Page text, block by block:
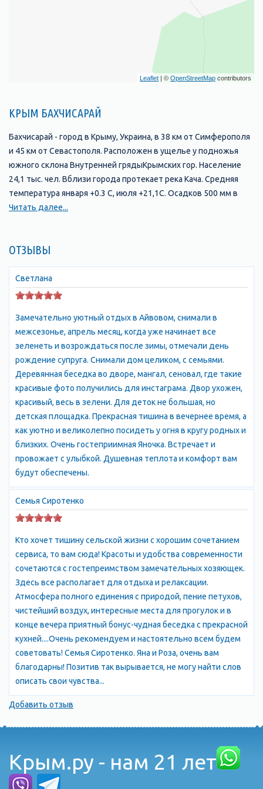
Leaflet | © OpenStreetMap contributors
КРЫМ БАХЧИСАРАЙ
Бахчисарай - город в Крыму, Украина, в 38 км от Симферополя
и 45 км от Севастополя. Расположен в ущелье у подножья
южного склона Внутренней грядыКрымских гор. Население
24,1 тыс. чел. Вблизи города протекает река Кача. Средняя
температура января +0.3 С, июля +21,1С. Осадков 500 мм в
год.
Крымского ханства эти поселения были известны под такими
- Кырк-Ер (ныне эту древнюю крепость на скальном мысе
называют Чуфут-Кале)
подножию Чуфут-Кале)
- Эски-Юрт (район, где река Чурук-Су выходит из узкого
ущелья в просторную межгорную низину).
Эти поселения, возникшие задолго до основания Бахчисарая,
в разные исторические периоды поочередно играли роль
столиц либо значимых центров для тех государственных
образований, которые в различные исторические эпохи
возникали в Юго-Западном Крыму.
Город окружен садами и виноградниками - отсюда и название
- "дворец, окруженный садани": бахчи - "сад", сарай - "дворец".
Особенно вырос Бахчисарай в 17-18 веках, став торгово-
ремесленным центром всего западного Крыма. По масштабам
средневекового Крыма это был большой город с
ремесленными кварталами и оживленными базарами –
хлебным, овощным, соляным, кварталами мануфактурных
сараями. В конце 18 века в нём насчитывалось около 6 тысяч
жителей. По населённости это был второй, после Кафы, город
Крыма (население всего полуострова не превышало 250-300
тысяч человек). В настоящее время Кырк-Ер, Салачик и Эски-
Юрт входят в черту Бахчисарая, слившись в единый город. В
последней четверти 15 в. в город из города Солхата (Старый
Крым) сюда была перенесена столица Крымского ханства и
построен ханский дворец.
ДОСТОПРИМЕЧАТЕЛЬНОСТИ
Ханский дворец 16-18 вв расположен по ул. Речной, 133. Тел
3-27-53.
Вблизи города - руины пещерного горда-крепости Чуфут-Кале
Успенский пещерный монастрырь 8-19 вв.
Читать далее...
ОТЗЫВЫ
Светлана
Замечательно уютный отдых в Айвовом, снимали в
межсезонье, апрель месяц, когда уже начинает все
зеленеть и возрождаться после зимы, отмечали день
рождение супруга. Снимали дом целиком, с семьями.
Деревянная беседка во дворе, мангал, сеновал, где такие
красивые фото получились для инстаграма. Двор ухожен,
красивый, весь в зелени. Для деток не большая, но
детская площадка. Прекрасная тишина в вечернее время, а
как уютно и великолепно посидеть у огня в кругу родных и
близких. Очень гостеприимная Яночка. Встречает и
провожает с улыбкой. Душевная теплота и комфорт вам
будут обеспечены.
Семья Сиротенко
Кто хочет тишину сельской жизни с хорошим сочетанием
сервиса, то вам сюда! Красоты и удобства современности
сочетаются с гостепреимством замечательных хозяющек.
Здесь все располагает для отдыха и релаксации.
Атмосфера полного единения с природой, пение петухов,
чистейший воздух, интересные места для прогулок и в
конце вечера приятный бонус-чудная беседка с прекрасной
кухней....Очень рекомендуем и настоятельно всем будем
советовать! Семья Сиротенко. Яна и Роза, очень вам
благодарны! Позитив так вырывается, не могу найти слов
описать свои чувства...
Добавить отзыв
Крым.ру - нам 21 лет